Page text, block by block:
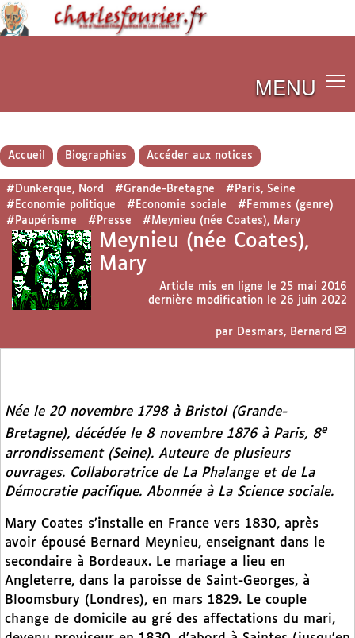
MENU
Accueil Biographies Accéder aux notices
#Dunkerque, Nord #Grande-Bretagne
#Paris, Seine
#Economie politique
#Economie sociale
#Femmes (genre)
#Paupérisme
#Presse #Meynieu (née Coates), Mary
Meynieu (née Coates),
Mary
Article mis en ligne le 25 mai 2016
dernière modification le 26 juin 2022
par Desmars, Bernard
Née le 20 novembre 1798 à Bristol (Grande-
Bretagne), décédée le 8 novembre 1876 à Paris, 8e
arrondissement (Seine). Auteure de plusieurs
ouvrages. Collaboratrice de La Phalange et de La
Démocratie pacifique. Abonnée à La Science sociale.
Mary Coates s’installe en France vers 1830, après
avoir épousé Bernard Meynieu, enseignant dans le
secondaire à Bordeaux. Le mariage a lieu en
Angleterre, dans la paroisse de Saint-Georges, à
Bloomsbury (Londres), en mars 1829. Le couple
change de domicile au gré des affectations du mari,